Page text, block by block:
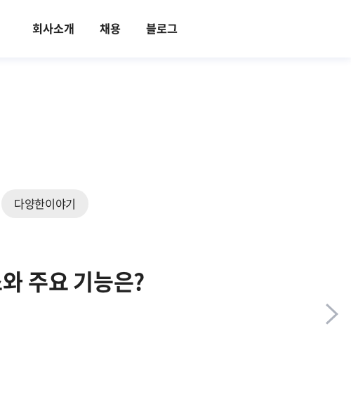
회사소개 채용 블로그
다양한이야기
주요 기능은?